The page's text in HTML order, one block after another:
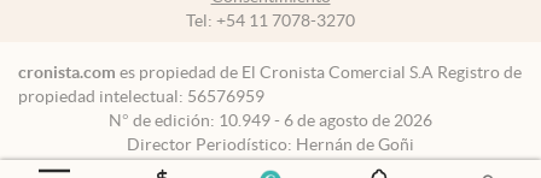
Tel: +54 11 7078-3270
cronista.com es propiedad de El Cronista Comercial S.A Registro de
propiedad intelectual: 56576959
N° de edición: 10.949 - 6 de agosto de 2026
Director Periodístico: Hernán de Goñi